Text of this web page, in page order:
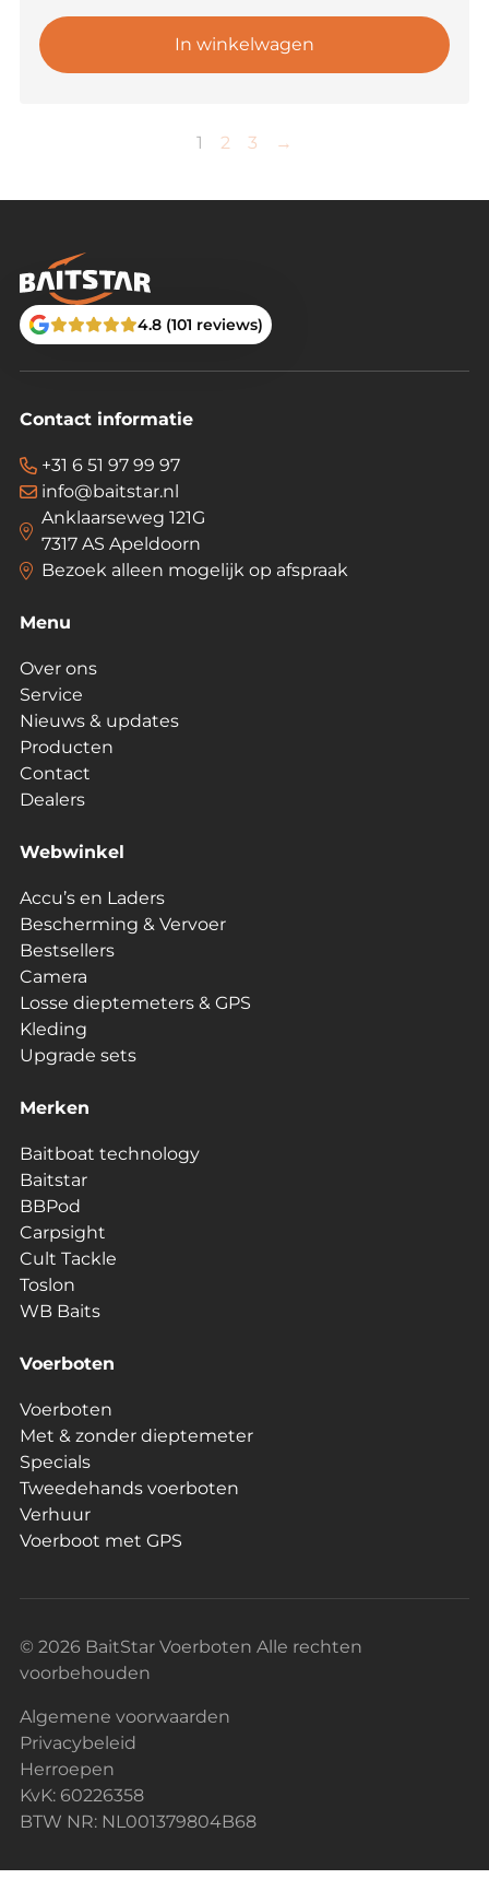
In winkelwagen
1 2 3 →
4.8 (101 reviews)
Contact informatie
+31 6 51 97 99 97
info@baitstar.nl
Anklaarseweg 121G
7317 AS Apeldoorn
Bezoek alleen mogelijk op afspraak
Menu
Over ons
Service
Nieuws & updates
Producten
Contact
Dealers
Webwinkel
Accu’s en Laders
Bescherming & Vervoer
Bestsellers
Camera
Losse dieptemeters & GPS
Kleding
Upgrade sets
Merken
Baitboat technology
Baitstar
BBPod
Carpsight
Cult Tackle
Toslon
WB Baits
Voerboten
Voerboten
Met & zonder dieptemeter
Specials
Tweedehands voerboten
Verhuur
Voerboot met GPS
© 2026 BaitStar Voerboten Alle rechten
voorbehouden
Algemene voorwaarden
Privacybeleid
Herroepen
KvK: 60226358
BTW NR: NL001379804B68